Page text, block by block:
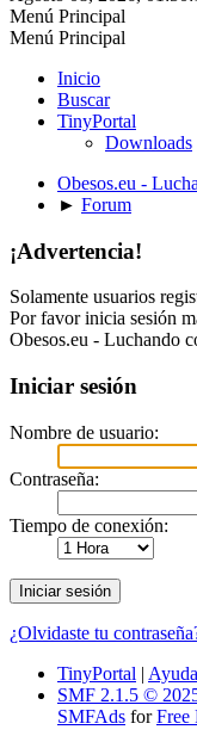
Menú Principal
Menú Principal
Inicio
Buscar
TinyPortal
Downloads
Obesos.eu -
► Forum
¡Advertencia!
Solamente usuarios
Por favor inicia sesión
Obesos.eu - Luchando
Iniciar sesión
Nombre de usuario:
Contraseña:
Tiempo de conexión:
¿Olvidaste tu
TinyPortal | Ayuda
SMF 2.1.5 ©
SMFAds forFree